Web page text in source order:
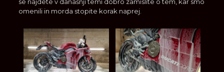
omenili in morda stopite korak naprej.